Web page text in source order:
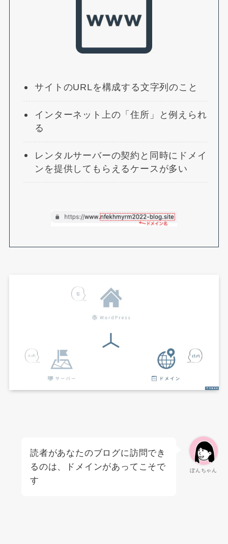
サイトのURLを構成する文字列のこと
インターネット上の「住所」と例えられ
る
レンタルサーバーの契約と同時にドメイ
ンを提供してもらえるケースが多い
ぼんちゃん
読者があなたのブログに訪問でき
るのは、ドメインがあってこそで
す